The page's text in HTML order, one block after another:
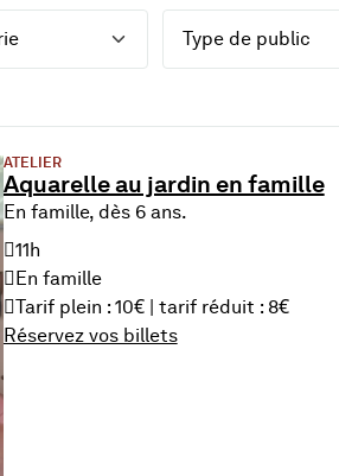
ATELIER
Aquarelle au jardin en famille
En famille, dès 6 ans.
11h
En famille
Tarif plein : 10€ | tarif réduit : 8€
Réservez vos billets